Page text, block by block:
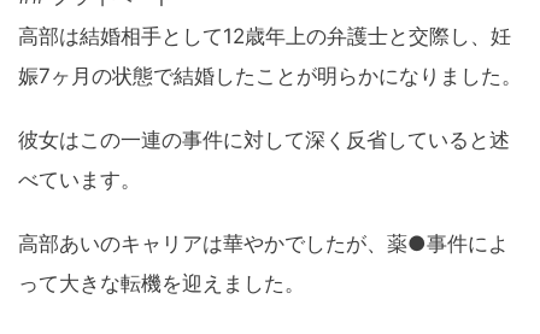
高部は結婚相手として12歳年上の弁護士と交際し、妊
娠7ヶ月の状態で結婚したことが明らかになりました。
彼女はこの一連の事件に対して深く反省していると述
べています。
高部あいのキャリアは華やかでしたが、薬●事件によ
って大きな転機を迎えました。